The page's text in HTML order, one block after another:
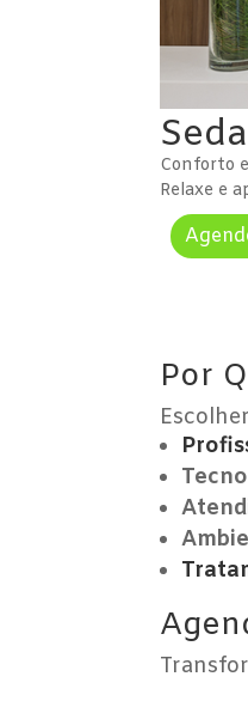
Conforto
Relaxe e
Por